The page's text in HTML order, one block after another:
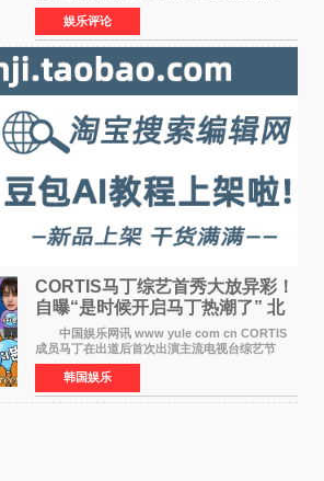
视频短片由戛纳国际电影节最佳女演员伊莎贝尔·
于佩尔（Isabelle Huppert）主演，全程使用大
疆首款双主摄口
娱乐评论
CORTIS马丁综艺首秀大放异彩！
自曝“是时候开启马丁热潮了” 北
美巡演火热进行中
中国娱乐网讯 www yule com cn CORTIS
成员马丁在出道后首次出演主流电视台综艺节
目，展现了多才多艺的魅力。 马丁出演了5日
播出的MBC《Radio Star》Fashion与Passion
之间，I&lsquo;m
韩国娱乐